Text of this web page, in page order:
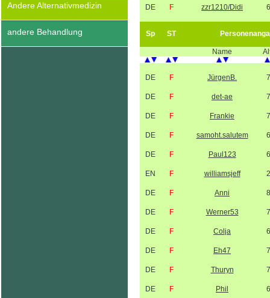
Andere Alternativmedizin
andere Behandlung
DE F zzr1210/Didi
Sp ST
Name
DE F JürgenB.
DE F det-ae
DE F Frankie
DE F samoht.salutem
DE F Paul123
EN F williamsjeff
DE F Anni
DE F Werner53
DE F Colja
DE F Eh47
DE F Thuryn
DE F Phil